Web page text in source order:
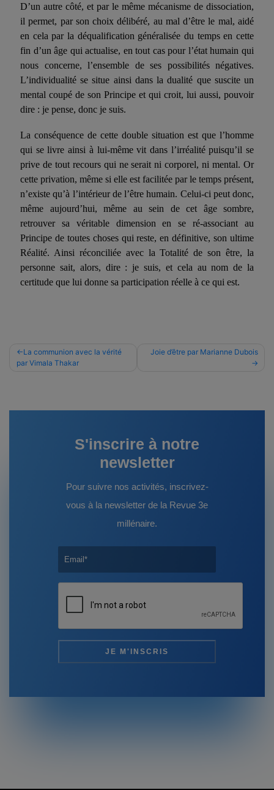
D’un autre côté, et par le même mécanisme de dissociation,
il permet, par son choix délibéré, au mal d’être le mal, aidé
en cela par la déqualification généralisée du temps en cette
fin d’un âge qui actualise, en tout cas pour l’état humain qui
nous concerne, l’ensemble de ses possibilités négatives.
L’individualité se situe ainsi dans la dualité que suscite un
mental coupé de son Principe et qui croit, lui aussi, pouvoir
dire : je pense, donc je suis.
La conséquence de cette double situation est que l’homme
qui se livre ainsi à lui-même vit dans l’irréalité puisqu’il se
prive de tout recours qui ne serait ni corporel, ni mental. Or
cette privation, même si elle est facilitée par le temps présent,
n’existe qu’à l’intérieur de l’être humain. Celui-ci peut donc,
même aujourd’hui, même au sein de cet âge sombre,
retrouver sa véritable dimension en se ré-associant au
Principe de toutes choses qui reste, en définitive, son ultime
Réalité. Ainsi réconciliée avec la Totalité de son être, la
personne sait, alors, dire : je suis, et cela au nom de la
certitude que lui donne sa participation réelle à ce qui est.
Navigation
de
La communion avec la vérité
par Vimala Thakar
Joie d’être par Marianne Dubois
S'inscrire à notre
newsletter
Pour suivre nos activités, inscrivez-
vous à la newsletter de la Revue 3e
millénaire.